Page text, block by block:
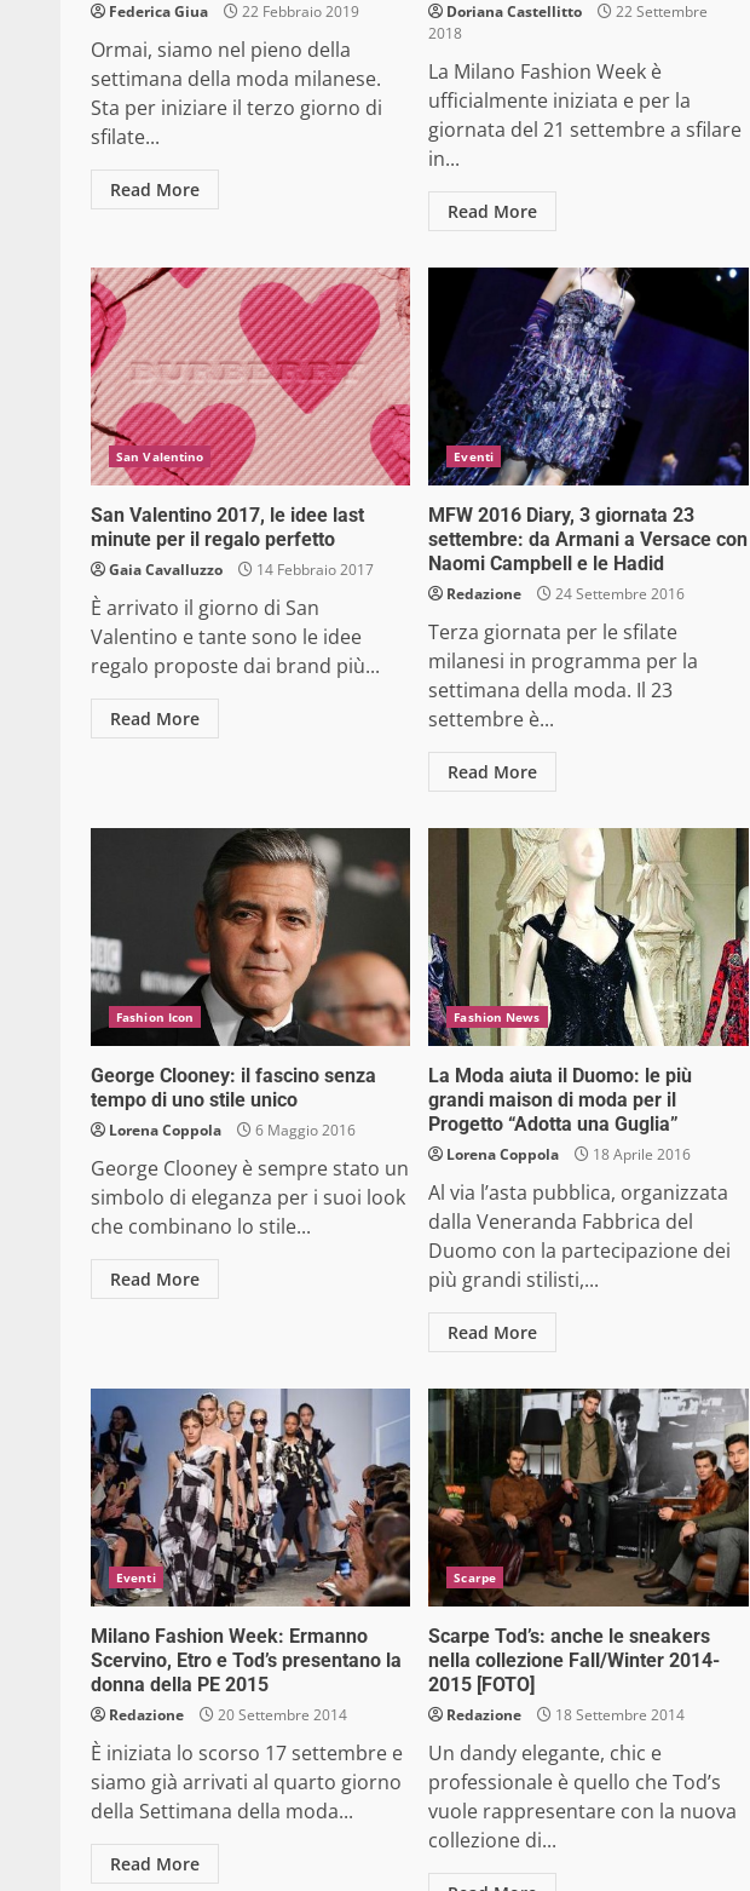
Federica Giua 22 Febbraio 2019
Ormai, siamo nel pieno della
settimana della moda milanese.
Sta per iniziare il terzo giorno di
sfilate...
Read More
Doriana Castellitto
22 Settembre
2018
La Milano Fashion Week è
ufficialmente iniziata e per la
giornata del 21 settembre a sfilare
in...
Read More
San Valentino
San Valentino 2017, le idee last
minute per il regalo perfetto
Gaia Cavalluzzo 14 Febbraio 2017
È arrivato il giorno di San
Valentino e tante sono le idee
regalo proposte dai brand più...
Read More
Eventi
MFW 2016 Diary, 3 giornata 23
settembre: da Armani a Versace con
Naomi Campbell e le Hadid
Redazione 24 Settembre 2016
Terza giornata per le sfilate
milanesi in programma per la
settimana della moda. Il 23
settembre è...
Read More
Fashion Icon
George Clooney: il fascino senza
tempo di uno stile unico
Lorena Coppola 6 Maggio 2016
George Clooney è sempre stato un
simbolo di eleganza per i suoi look
che combinano lo stile...
Read More
Fashion News
La Moda aiuta il Duomo: le più
grandi maison di moda per il
Progetto “Adotta una Guglia”
Lorena Coppola 18 Aprile 2016
Al via l’asta pubblica, organizzata
dalla Veneranda Fabbrica del
Duomo con la partecipazione dei
più grandi stilisti,...
Read More
Eventi
Milano Fashion Week: Ermanno
Scervino, Etro e Tod’s presentano la
donna della PE 2015
Redazione 20 Settembre 2014
È iniziata lo scorso 17 settembre e
siamo già arrivati al quarto giorno
della Settimana della moda...
Read More
Scarpe
Scarpe Tod’s: anche le sneakers
nella collezione Fall/Winter 2014-
2015 [FOTO]
Redazione 18 Settembre 2014
Un dandy elegante, chic e
professionale è quello che Tod’s
vuole rappresentare con la nuova
collezione di...